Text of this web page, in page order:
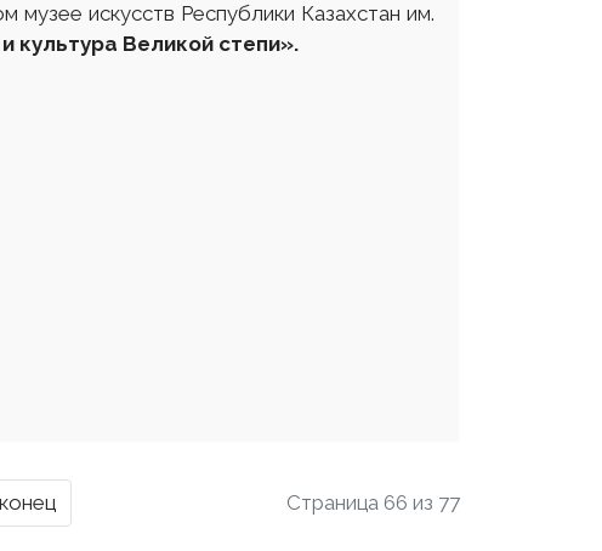
музее искусств Республики Казахстан им.
культура Великой степи».
Страница 66 из 77